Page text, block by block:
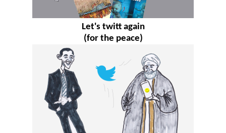
Let's twitt again
(for the peace)